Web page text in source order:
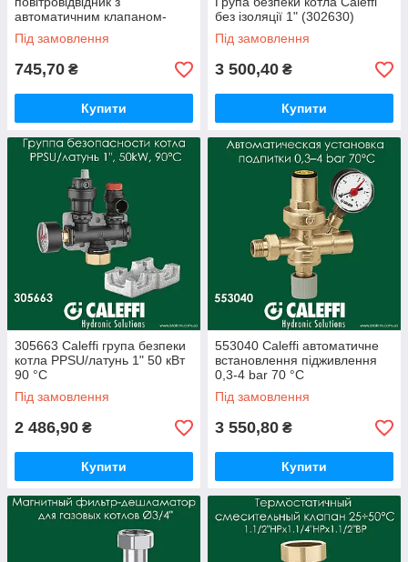
автоматичним клапаном-
відсікачем Caleffi ROBOCAL
1/2" (502543)
Під замовлення
745,70 ₴
Купити
без ізоляції 1" (302630)
Під замовлення
3 500,40 ₴
Купити
305663 Caleffi група безпеки
котла PPSU/латунь 1" 50 кВт
90 °C
Під замовлення
2 486,90 ₴
Купити
553040 Caleffi автоматичне
встановлення підживлення
0,3-4 bar 70 °C
Під замовлення
3 550,80 ₴
Купити